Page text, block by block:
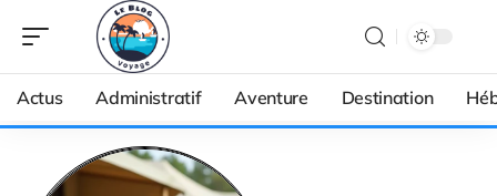
Actus Administratif Aventure Destination